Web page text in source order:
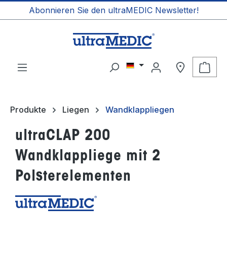
springen
Abonnieren Sie den ultraMEDIC Newsletter!
Produkte Liegen Wandklappliegen
ultraCLAP 200
Wandklappliege mit 2
Polsterelementen